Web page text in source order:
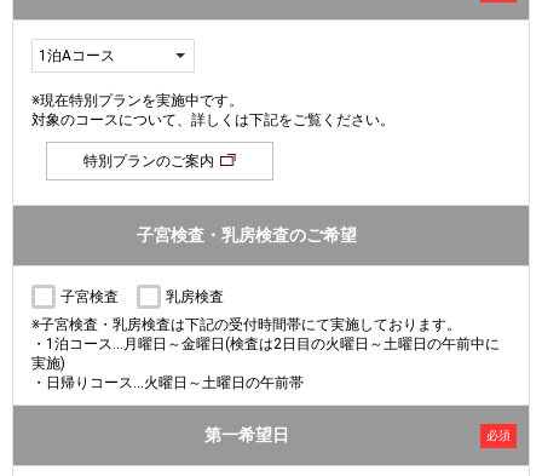
※現在特別プランを実施中です。
対象のコースについて、詳しくは下記をご覧ください。
特別プランのご案内
子宮検査・乳房検査のご希望
子宮検査
乳房検査
※子宮検査・乳房検査は下記の受付時間帯にて実施しております。
・1泊コース...月曜日～金曜日(検査は2日目の火曜日～土曜日の午前中に
実施)
・日帰りコース...火曜日～土曜日の午前帯
第一希望日 必須